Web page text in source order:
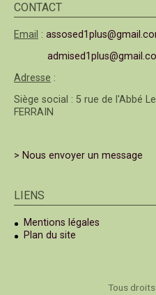
CONTACT
Email :
Adresse :
Siège social : 5 rue de l'Abbé
FERRAIN
> Nous envoyer un message
LIENS
Mentions légales
Plan du site
Tous